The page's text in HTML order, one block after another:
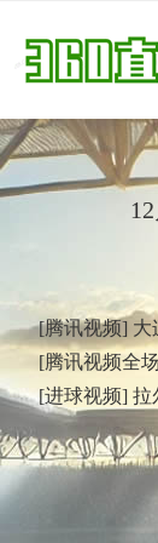
[腾讯视频] 大
[腾讯视频全
[进球视频] 拉